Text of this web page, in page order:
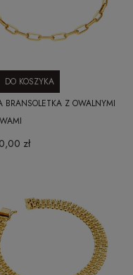
BRANSOLETKA Z OWALNYMI
zł
DO KOSZYKA